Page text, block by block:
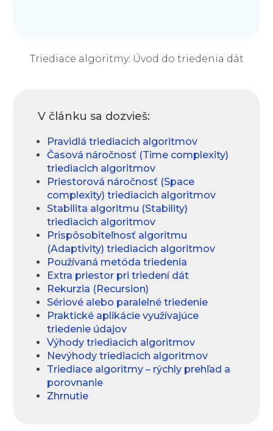
Triediace algoritmy: Úvod do triedenia dát
V článku sa dozvieš:
Pravidlá triediacich algoritmov
Časová náročnosť (Time complexity)
triediacich algoritmov
Priestorová náročnosť (Space
complexity) triediacich algoritmov
Stabilita algoritmu (Stability)
triediacich algoritmov
Prispôsobiteľnosť algoritmu
(Adaptivity) triediacich algoritmov
Používaná metóda triedenia
Extra priestor pri triedení dát
Rekurzia (Recursion)
Sériové alebo paralelné triedenie
Praktické aplikácie využívajúce
triedenie údajov
Výhody triediacich algoritmov
Nevýhody triediacich algoritmov
Triediace algoritmy – rýchly prehľad a
porovnanie
Zhrnutie